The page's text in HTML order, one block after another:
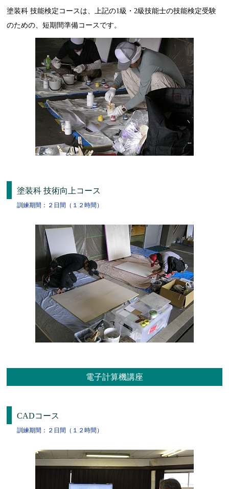
塗装科 技能検定コースは、上記の1級・2級技能士の技能検定受験
のための、短期間準備コースです。
塗装科 技術向上コース
訓練期間：２日間（１２時間）
電子計算機講座
CADコース
訓練期間：２日間（１２時間）